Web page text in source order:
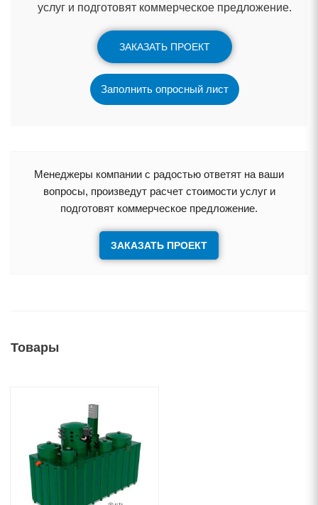
услуг и подготовят коммерческое предложение.
ЗАКАЗАТЬ ПРОЕКТ
Заполнить опросный лист
Менеджеры компании с радостью ответят на ваши
опросы, произведут расчет стоимости услуг и
подготовят коммерческое предложение.
ЗАКАЗАТЬ ПРОЕКТ
Товары